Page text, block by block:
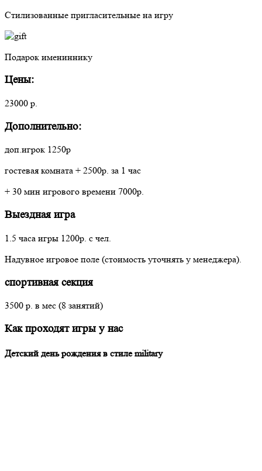
Стилизованные пригласительные на игру
Подарок имениннику
Цены:
23000 р.
Дополнительно:
доп.игрок 1250р
гостевая комната + 2500р. за 1 час
+ 30 мин игрового времени 7000р.
Выездная игра
1.5 часа игры 1200р. с чел.
Надувное игровое поле (стоимость уточнять у менеджера).
спортивная секция
3500 р. в мес (8 занятий)
Как проходят игры у нас
Детский день рождения в стиле military